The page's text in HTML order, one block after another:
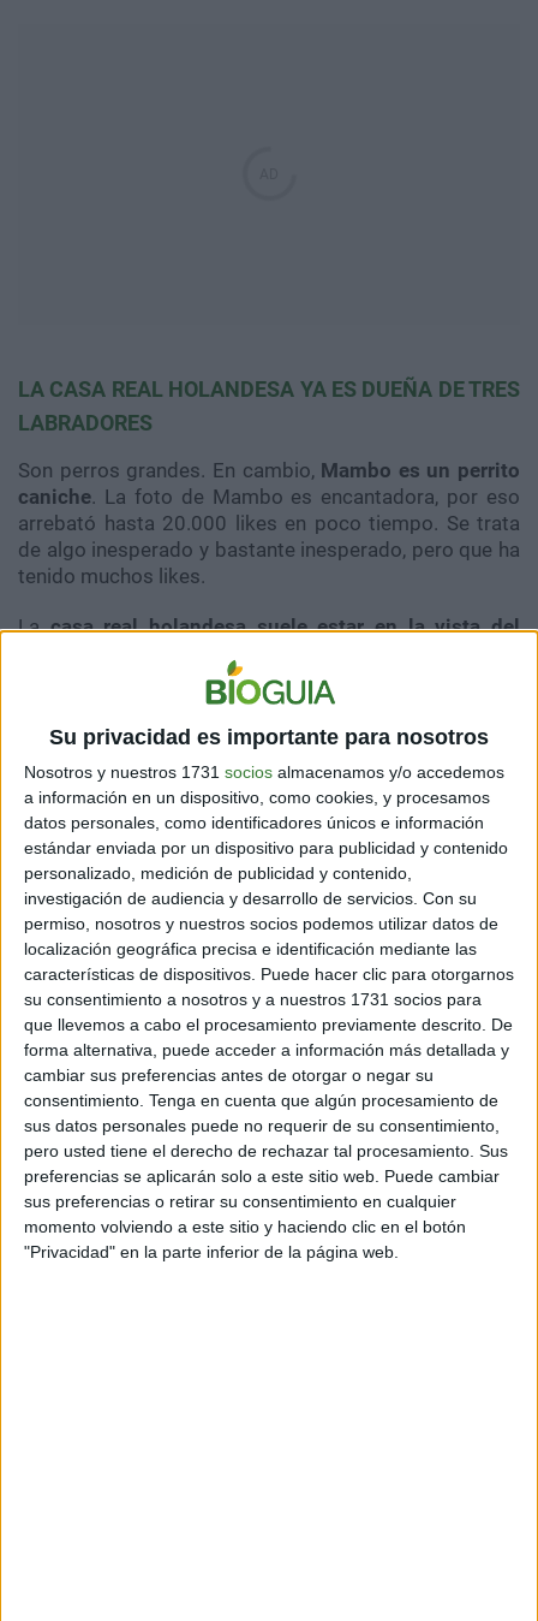
Su privacidad es importante para nosotros
Nosotros y nuestros 1731 socios almacenamos y/o accedemos
a información en un dispositivo, como cookies, y procesamos
datos personales, como identificadores únicos e información
estándar enviada por un dispositivo para publicidad y contenido
personalizado, medición de publicidad y contenido,
investigación de audiencia y desarrollo de servicios. Con su
permiso, nosotros y nuestros socios podemos utilizar datos de
localización geográfica precisa e identificación mediante las
características de dispositivos. Puede hacer clic para otorgarnos
su consentimiento a nosotros y a nuestros 1731 socios para
que llevemos a cabo el procesamiento previamente descrito. De
forma alternativa, puede acceder a información más detallada y
cambiar sus preferencias antes de otorgar o negar su
consentimiento. Tenga en cuenta que algún procesamiento de
sus datos personales puede no requerir de su consentimiento,
pero usted tiene el derecho de rechazar tal procesamiento. Sus
preferencias se aplicarán solo a este sitio web. Puede cambiar
sus preferencias o retirar su consentimiento en cualquier
momento volviendo a este sitio y haciendo clic en el botón
"Privacidad" en la parte inferior de la página web.
LA CASA REAL HOLANDESA YA ES DUEÑA DE TRES
LABRADORES
Son perros grandes. En cambio, Mambo es un perrito
caniche. La foto de Mambo es encantadora, por eso
arrebató hasta 20.000 likes en poco tiempo. Se trata
de algo inesperado y bastante inesperado, pero que ha
tenido muchos likes.
Lacasa real holandesa suele estar en la vista del
integrantes por unafoto viral de las hijas de Máxima
No obstante, también hay momentos amables en redes
sociales.
En Holanda hay muchos temas interesantes. Una
nación con artistas comoVincent Van Gogh, así como
su cultura tan liberal. Se agrega que losholandeses
tienen leyes de equidad de género y promueven el
ambientalismo.
Por su parte,Máxima es una reina nacida en
Argentina . Luego de su matrimonio con el actual rey
neerlandés, se convirtió en integrante de casa real
europea. Todo esto hace que la Casa Orange sea
bastante peculiar.